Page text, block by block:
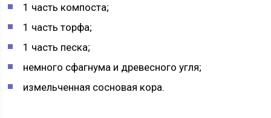
1 часть компоста;
1 часть торфа;
1 часть песка;
немного сфагнума и древесного угля;
измельченная сосновая кора.